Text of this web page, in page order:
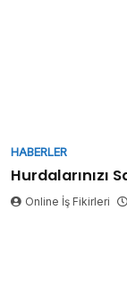
HABERLER
Hurdalarınızı
Online İş Fikirleri